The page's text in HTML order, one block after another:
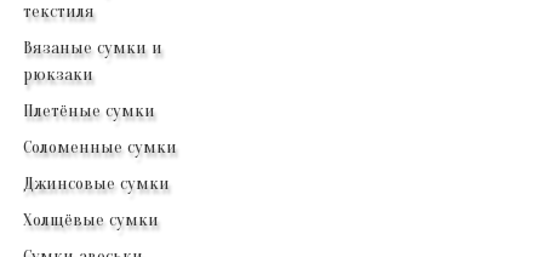
текстиля
Вязаные сумки и
рюкзаки
Плетёные сумки
Соломенные сумки
Джинсовые сумки
Холщёвые сумки